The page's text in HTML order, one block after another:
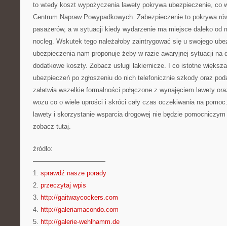
to wtedy koszt wypożyczenia lawety pokrywa ubezpieczenie, co
Centrum Napraw Powypadkowych. Zabezpieczenie to pokrywa
pasażerów, a w sytuacji kiedy wydarzenie ma miejsce daleko od
nocleg. Wskutek tego należałoby zaintrygować się u swojego
ubezpieczenia nam proponuje żeby w razie awaryjnej sytuacji na
dodatkowe koszty. Zobacz usługi lakiernicze. I co istotne
ubezpieczeń po zgłoszeniu do nich telefonicznie szkody oraz
załatwia wszelkie formalności połączone z wynajęciem lawety
wozu co o wiele uprości i skróci cały czas oczekiwania na
lawety i skorzystanie wsparcia drogowej nie będzie
zobacz tutaj.
źródło:
———————————
1. sprawdź nasze porady
2. przeczytaj wpis
3. http://gaitwaycockers.com
4. http://galeriamacondo.com
5. http://galerie-wehlhamm.de